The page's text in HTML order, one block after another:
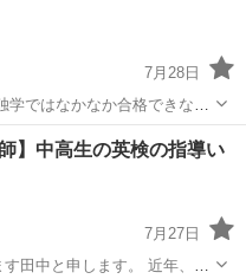
7月28日
学ではなかなか合格できな
そんな方は、ABC英語塾にお
リキュラムで、一人ひとりに
】中高生の英検の指導い
7月27日
申します。 近年、入